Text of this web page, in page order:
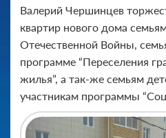
Валерий Чершинцев
квартир нового дома
Отечественной Войны,
программе “Переселения
жилья”, а так-же семьям
участникам программы